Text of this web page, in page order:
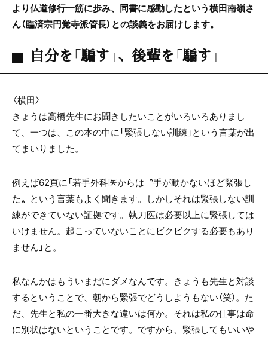
より仏道修行一筋に歩み、同書に感動したという横田南嶺さ
ん（臨済宗円覚寺派管長）との談義をお届けします。
自分を「騙す」、後輩を「騙す」
〈横田〉
きょうは高橋先生にお聞きしたいことがいろいろありまし
て、一つは、この本の中に「緊張しない訓練」という言葉が出
てまいりました。
例えば62頁に「若手外科医からは〝手が動かないほど緊張し
た〟という言葉もよく聞きます。しかしそれは緊張しない訓
練ができていない証拠です。執刀医は必要以上に緊張しては
いけません。起こっていないことにビクビクする必要もあり
ません」と。
私なんかはもういまだにダメなんです。きょうも先生と対談
するということで、朝から緊張でどうしようもない（笑）。た
だ、先生と私の一番大きな違いは何か。それは私の仕事は命
に別状はないということです。ですから、緊張してもいいや